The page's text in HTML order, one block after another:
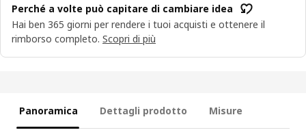
Perché a volte può capitare di cambiare idea
Hai ben 365 giorni per rendere i tuoi acquisti e ottenere il
rimborso completo. Scopri di più
Panoramica Dettagli prodotto Misure